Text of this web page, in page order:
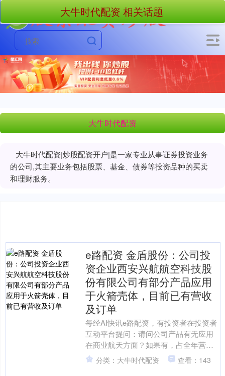
大牛时代配资
大牛时代配资|炒股配资开户|是一家专业从事证券投资业务
的公司,其主要业务包括股票、基金、债券等投资品种的买卖
和理财服务。
大牛时代配资 相关话题
e路配资 金盾股份：公司投
资企业西安兴航航空科技股
份有限公司有部分产品应用
于火箭壳体，目前已有营收
及订单
每经AI快讯e路配资，有投资者在投资者
互动平台提问：请问公司产品有无应用
在商业航天方面？如果有，占全年营收
的多少？ 金盾股份（300411.SZ）12月
30日在....
分类：大牛时代配资 查看：143